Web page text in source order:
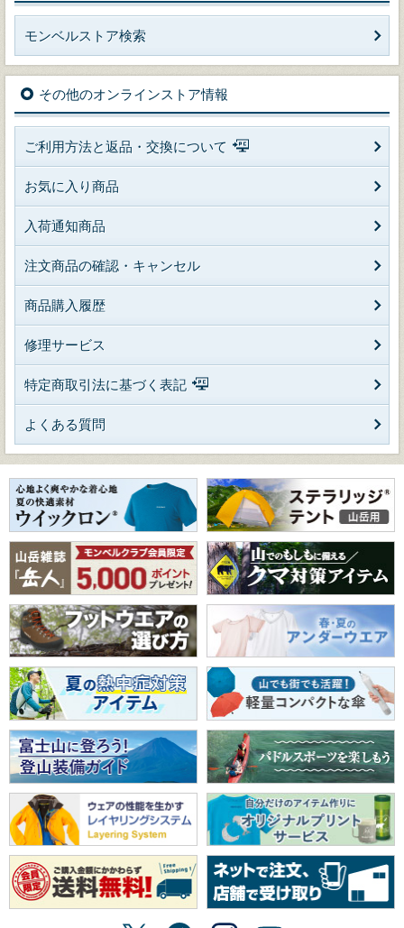
モンベルストア検索
その他のオンラインストア情報
ご利用方法と返品・交換について
お気に入り商品
入荷通知商品
注文商品の確認・キャンセル
商品購入履歴
修理サービス
特定商取引法に基づく表記
よくある質問